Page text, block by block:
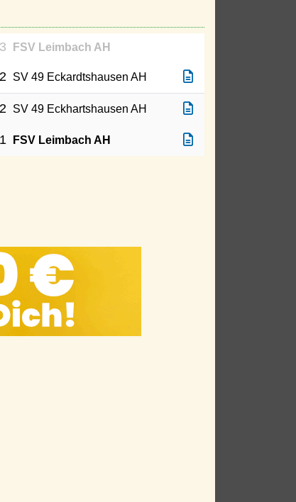
FSV Leimbach AH
SV 49 Eckardtshausen AH
SV 49 Eckhartshausen AH
FSV Leimbach AH